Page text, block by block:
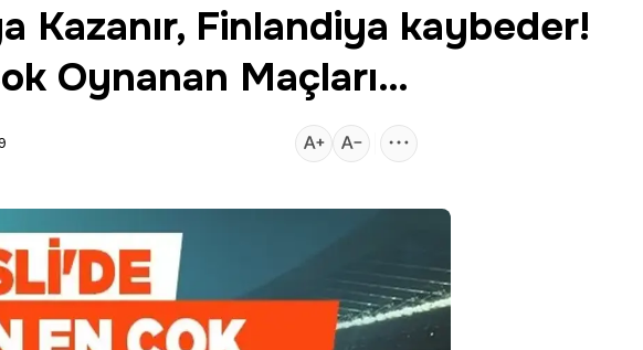
Kazanır, Finlandiya kaybeder!
Oynanan Maçları…